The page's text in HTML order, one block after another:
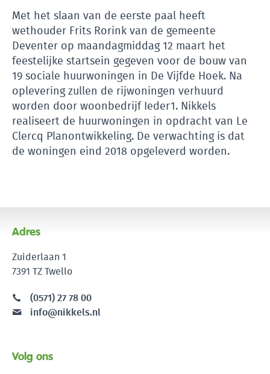
Met het slaan van de eerste paal heeft
wethouder Frits Rorink van de gemeente
Deventer op maandagmiddag 12 maart het
feestelijke startsein gegeven voor de bouw van
19 sociale huurwoningen in De Vijfde Hoek. Na
oplevering zullen de rijwoningen verhuurd
worden door woonbedrijf Ieder1. Nikkels
realiseert de huurwoningen in opdracht van Le
Clercq Planontwikkeling. De verwachting is dat
de woningen eind 2018 opgeleverd worden.
Adres
Zuiderlaan 1
7391 TZ Twello
(0571) 27 78 00
info@nikkels.nl
Volg ons